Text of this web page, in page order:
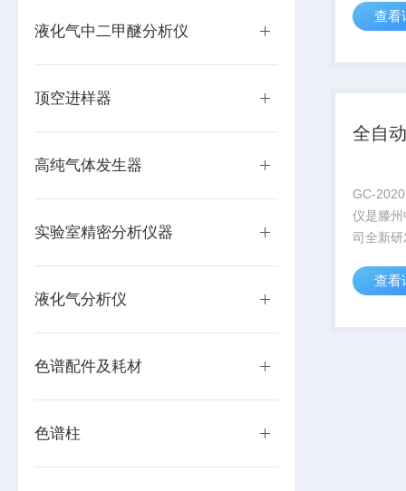
液化气中二甲醚分析仪
顶空进样器
高纯气体发生器
实验室精密分析仪器
液化气分析仪
色谱配件及耗材
色谱柱
检测时
工程室
查看
全自
GC-
仪是滕
司全新
开机5分
动分析
查看